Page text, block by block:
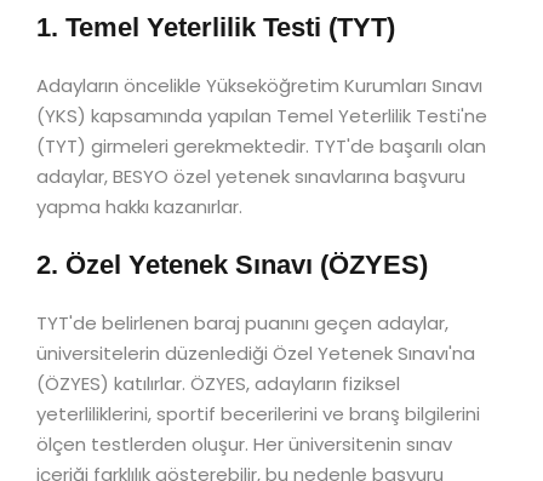
1. Temel Yeterlilik Testi (TYT)
Adayların öncelikle Yükseköğretim Kurumları Sınavı
(YKS) kapsamında yapılan Temel Yeterlilik Testi'ne
(TYT) girmeleri gerekmektedir. TYT'de başarılı olan
adaylar, BESYO özel yetenek sınavlarına başvuru
yapma hakkı kazanırlar.
2. Özel Yetenek Sınavı (ÖZYES)
TYT'de belirlenen baraj puanını geçen adaylar,
üniversitelerin düzenlediği Özel Yetenek Sınavı'na
(ÖZYES) katılırlar. ÖZYES, adayların fiziksel
yeterliliklerini, sportif becerilerini ve branş bilgilerini
ölçen testlerden oluşur. Her üniversitenin sınav
içeriği farklılık gösterebilir, bu nedenle başvuru